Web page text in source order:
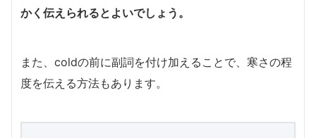
かく伝えられるとよいでしょう。
また、coldの前に副詞を付け加えることで、寒さの程
度を伝える方法もあります。